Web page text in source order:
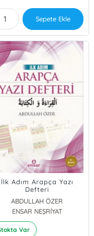
Sepete Ekle
İlk Adım Arapça Yazı
Defteri
ABDULLAH ÖZER
ENSAR NEŞRİYAT
Var